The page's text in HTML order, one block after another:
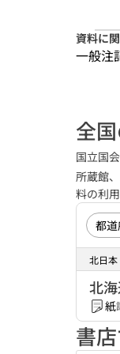
資料に
一般注
全
国立国
所蔵館
料の利
北日本
北
紙
書